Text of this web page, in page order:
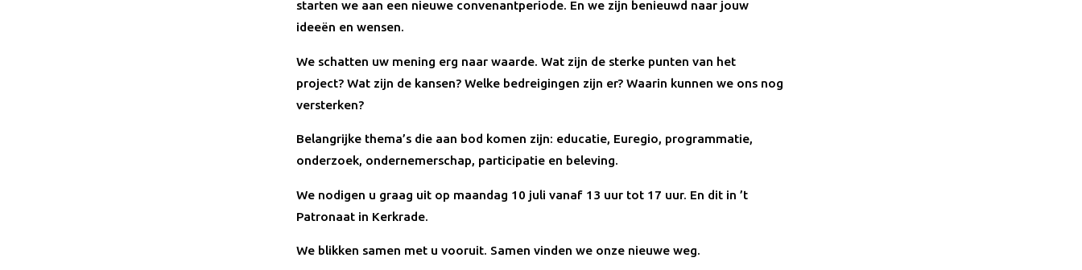
starten we aan een nieuwe convenantperiode. En we zijn benieuwd naar jouw
ideeën en wensen.
We schatten uw mening erg naar waarde. Wat zijn de sterke punten van het
project? Wat zijn de kansen? Welke bedreigingen zijn er? Waarin kunnen we ons nog
versterken?
Belangrijke thema’s die aan bod komen zijn: educatie, Euregio, programmatie,
onderzoek, ondernemerschap, participatie en beleving.
We nodigen u graag uit op maandag 10 juli vanaf 13 uur tot 17 uur. En dit in ’t
Patronaat in Kerkrade.
We blikken samen met u vooruit. Samen vinden we onze nieuwe weg.